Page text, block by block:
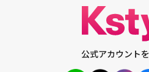
公式アカウント